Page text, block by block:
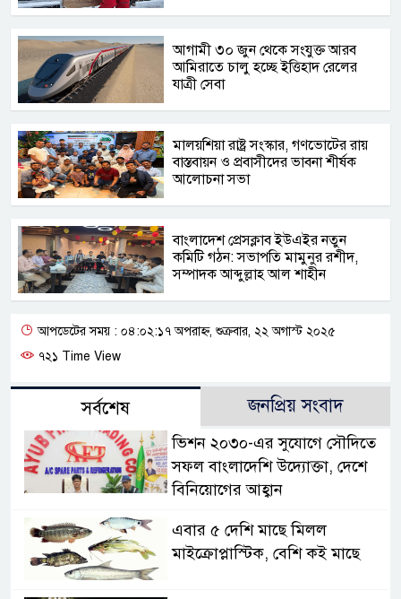
আগামী ৩০ জুন থেকে সংযুক্ত আরব
আমিরাতে চালু হচ্ছে ইত্তিহাদ রেলের
যাত্রী সেবা
মালয়শিয়া রাষ্ট্র সংস্কার, গণভোটের রায়
বাস্তবায়ন ও প্রবাসীদের ভাবনা শীর্ষক
আলোচনা সভা
বাংলাদেশ প্রেসক্লাব ইউএইর নতুন
কমিটি গঠন: সভাপতি মামুনুর রশীদ,
সম্পাদক আব্দুল্লাহ আল শাহীন
আপডেটের সময় : ০৪:০২:১৭ অপরাহ্ন, শুক্রবার, ২২ অগাস্ট ২০২৫
৭২১ Time View
সর্বশেষ জনপ্রিয় সংবাদ
ভিশন ২০৩০-এর সুযোগে সৌদিতে
সফল বাংলাদেশি উদ্যোক্তা, দেশে
বিনিয়োগের আহ্বান
এবার ৫ দেশি মাছে মিলল
মাইক্রোপ্লাস্টিক, বেশি কই মাছে